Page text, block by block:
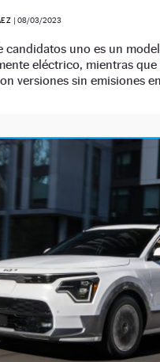
| 08/03/2023
candidatos uno es un
eléctrico, mientras que
versiones sin emisiones